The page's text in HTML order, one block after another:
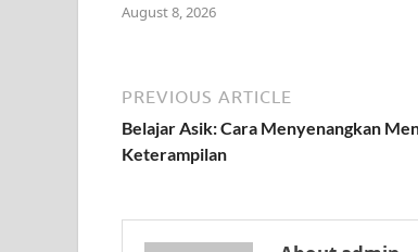
August 8, 2026
PREVIOUS ARTICLE
Belajar Asik: Cara Menyenangkan
Keterampilan